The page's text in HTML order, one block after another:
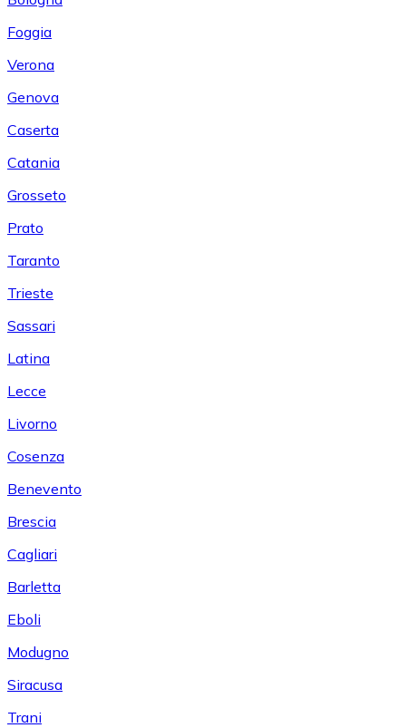
Foggia
Verona
Genova
Caserta
Catania
Grosseto
Prato
Taranto
Trieste
Sassari
Latina
Lecce
Livorno
Cosenza
Benevento
Brescia
Cagliari
Barletta
Eboli
Modugno
Siracusa
Trani